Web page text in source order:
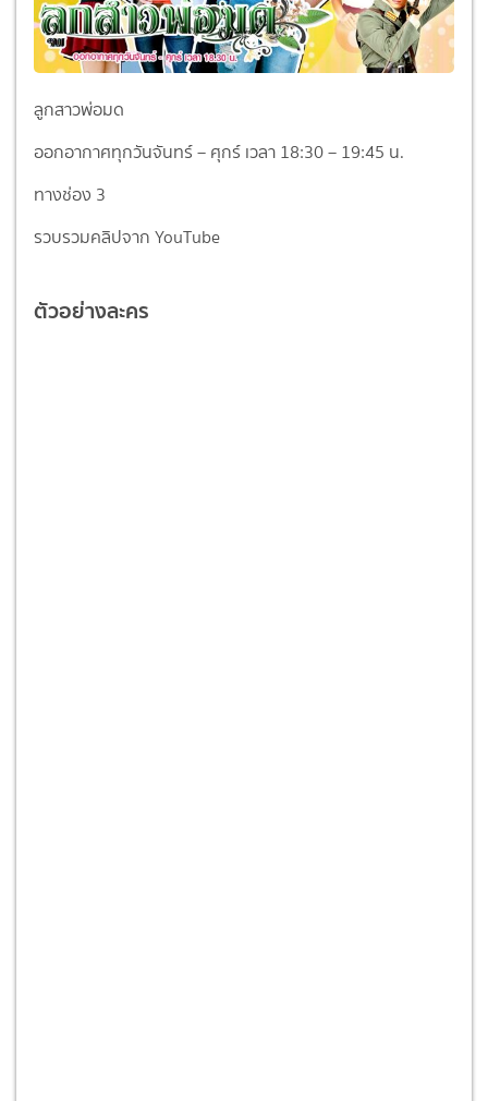
ลูกสาวพ่อมด
ออกอากาศทุกวันจันทร์ – ศุกร์ เวลา 18:30 – 19:45 น.
ทางช่อง 3
รวบรวมคลิปจาก YouTube
ตัวอย่างละคร